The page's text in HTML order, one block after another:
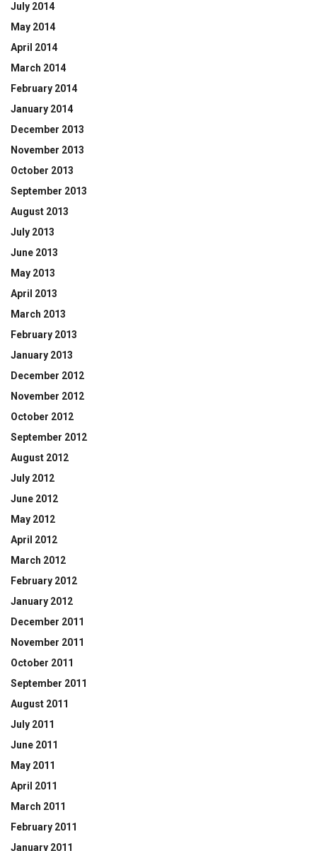
July 2014
May 2014
April 2014
March 2014
February 2014
January 2014
December 2013
November 2013
October 2013
September 2013
August 2013
July 2013
June 2013
May 2013
April 2013
March 2013
February 2013
January 2013
December 2012
November 2012
October 2012
September 2012
August 2012
July 2012
June 2012
May 2012
April 2012
March 2012
February 2012
January 2012
December 2011
November 2011
October 2011
September 2011
August 2011
July 2011
June 2011
May 2011
April 2011
March 2011
February 2011
January 2011